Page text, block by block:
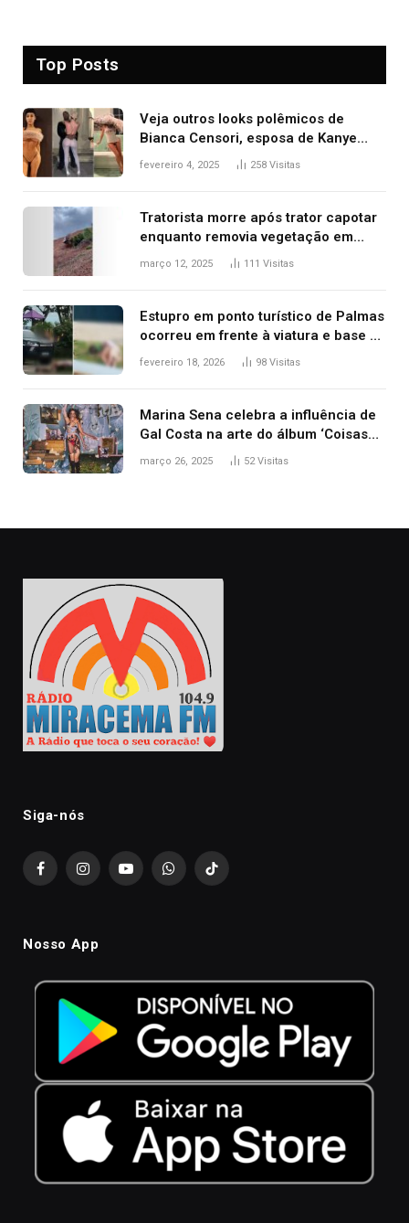
Top Posts
Veja outros looks polêmicos de
Bianca Censori, esposa de Kanye
West que apareceu nua no Grammy
fevereiro 4, 2025 258 Visitas
Tratorista morre após trator capotar
enquanto removia vegetação em
ribanceira de rodovia
março 12, 2025 111 Visitas
Estupro em ponto turístico de Palmas
ocorreu em frente à viatura e base de
segurança; polícia investiga
fevereiro 18, 2026 98 Visitas
Marina Sena celebra a influência de
Gal Costa na arte do álbum ‘Coisas
naturais’
março 26, 2025 52Visitas
Siga-nós
FacebookInstagramYouTubeWhatsAppTikTok
Nosso App